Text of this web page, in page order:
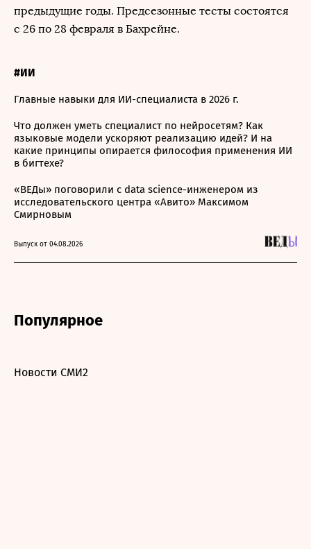
предыдущие годы. Предсезонные тесты состоятся
с 26 по 28 февраля в Бахрейне.
#ИИ
Главные навыки для ИИ-специалиста в 2026 г.
Что должен уметь специалист по нейросетям? Как
языковые модели ускоряют реализацию идей? И на
какие принципы опирается философия применения ИИ
в бигтехе?
«ВЕДы» поговорили с data science-инженером из
исследовательского центра «Авито» Максимом
Смирновым
Выпуск от 04.08.2026
Популярное
Новости СМИ2